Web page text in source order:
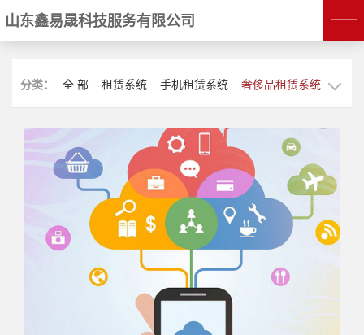
山东鑫易晟科技服务有限公司
分类： 全 部 租赁系统 手机租赁系统
奢侈品租赁系统
支付宝租赁小程序
免押租赁系统
支付宝分期代扣小程序
信用租赁小程序
免押金小程序
抖音租赁小程序
宠物门店
支付宝代扣系统
先享后付系统
信用免押金
专业租赁系统平台